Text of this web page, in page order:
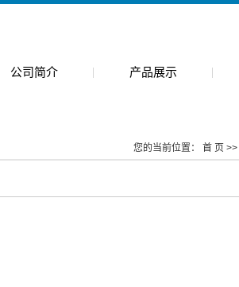
公司简介 产品展示
尿囊素
您的当前位置： 首 页 >>